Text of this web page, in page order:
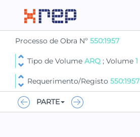
Processo de Obra Nº 550:1957
Tipo de Volume ARQ ; Volume 1
Requerimento/Registo 550:1957
PARTE